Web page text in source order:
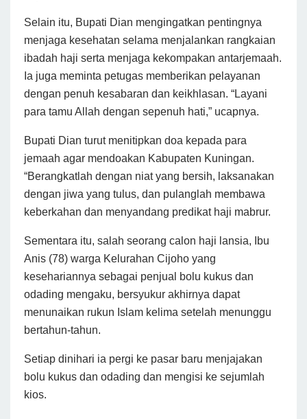
Selain itu, Bupati Dian mengingatkan pentingnya
menjaga kesehatan selama menjalankan rangkaian
ibadah haji serta menjaga kekompakan antarjemaah.
Ia juga meminta petugas memberikan pelayanan
dengan penuh kesabaran dan keikhlasan. “Layani
para tamu Allah dengan sepenuh hati,” ucapnya.
Bupati Dian turut menitipkan doa kepada para
jemaah agar mendoakan Kabupaten Kuningan.
“Berangkatlah dengan niat yang bersih, laksanakan
dengan jiwa yang tulus, dan pulanglah membawa
keberkahan dan menyandang predikat haji mabrur.
Sementara itu, salah seorang calon haji lansia, Ibu
Anis (78) warga Kelurahan Cijoho yang
kesehariannya sebagai penjual bolu kukus dan
odading mengaku, bersyukur akhirnya dapat
menunaikan rukun Islam kelima setelah menunggu
bertahun-tahun.
Setiap dinihari ia pergi ke pasar baru menjajakan
bolu kukus dan odading dan mengisi ke sejumlah
kios.